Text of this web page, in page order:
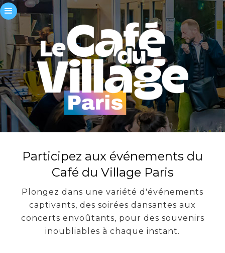
Participez aux événements du
Café du Village Paris
Plongez dans une variété d'événements
captivants, des soirées dansantes aux
concerts envoûtants, pour des souvenirs
inoubliables à chaque instant.